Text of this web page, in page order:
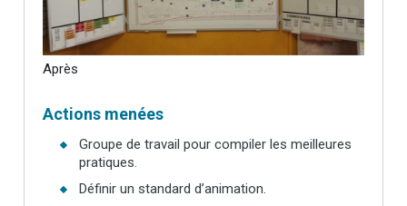
Après
Actions menées
Groupe de travail pour compiler les meilleures
pratiques.
Définir un standard d’animation.